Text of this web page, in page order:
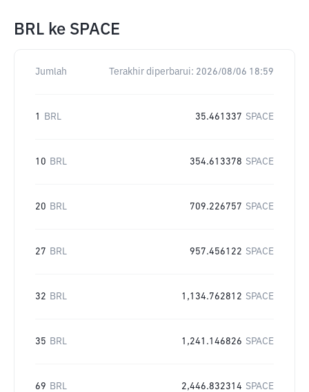
BRL ke SPACE
Jumlah Terakhir diperbarui: 2026/08/06 18:59
1 BRL 35.461337 SPACE
10 BRL 354.613378 SPACE
20 BRL 709.226757 SPACE
27 BRL 957.456122 SPACE
32 BRL 1,134.762812 SPACE
35 BRL 1,241.146826 SPACE
69 BRL 2,446.832314 SPACE